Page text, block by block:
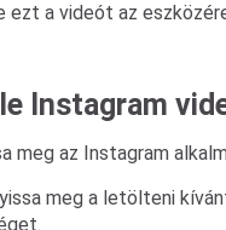
ezt a videót az
Instagram
meg az Instagram
meg a letölteni